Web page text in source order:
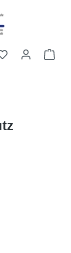
Vous avez 0Le